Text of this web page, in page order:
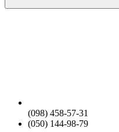
(098) 458-57-31
(050) 144-98-79